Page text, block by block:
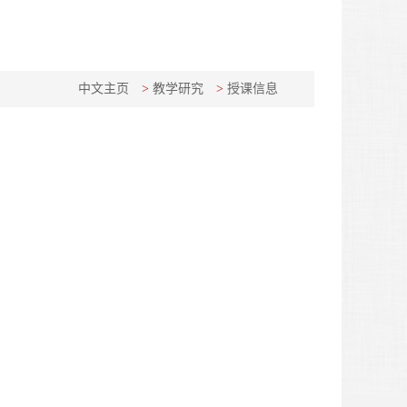
中文主页 > 教学研究 > 授课信息